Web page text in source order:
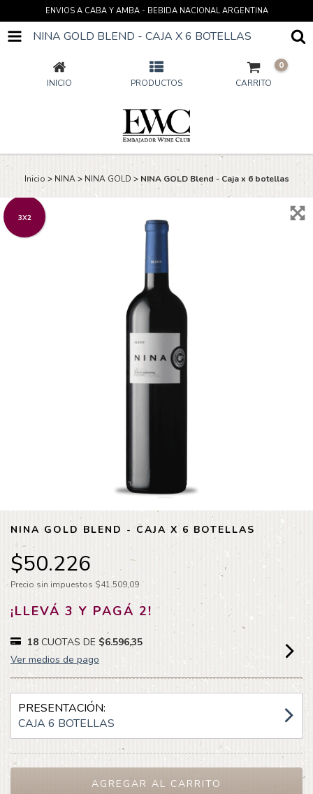
ENVIOS A CABA Y AMBA - BEBIDA NACIONAL ARGENTINA
NINA GOLD BLEND - CAJA X 6 BOTELLAS
INICIO PRODUCTOS CARRITO
0
Inicio > NINA > NINA GOLD > NINA GOLD Blend - Caja x 6 botellas
3X2
NINA GOLD BLEND - CAJA X 6 BOTELLAS
$50.226
Precio sin impuestos $41.509,09
¡LLEVÁ 3 Y PAGÁ 2!
18 CUOTAS DE $6.596,35
Ver medios de pago
PRESENTACIÓN:
CAJA 6 BOTELLAS